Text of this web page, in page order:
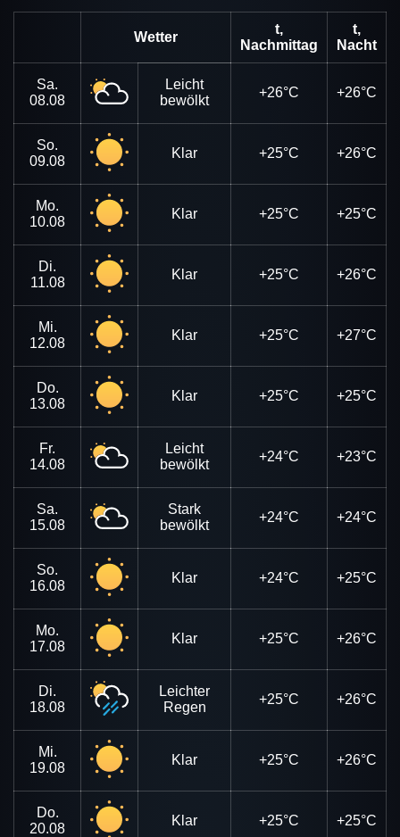
Wetter
t,
Nachmittag
t,
Nacht
Sa.
08.08
Leicht
bewölkt
+26°C +26°C
So.
09.08
Klar +25°C +26°C
Mo.
10.08
Klar +25°C +25°C
Di.
11.08
Klar +25°C +26°C
Mi.
12.08
Klar +25°C +27°C
Do.
13.08
Klar +25°C +25°C
Fr.
14.08
Leicht
bewölkt
+24°C +23°C
Sa.
15.08
Stark
bewölkt
+24°C +24°C
So.
16.08
Klar +24°C +25°C
Mo.
17.08
Klar +25°C +26°C
Di.
18.08
Leichter
Regen
+25°C +26°C
Mi.
19.08
Klar +25°C +26°C
Do.
20.08
Klar +25°C +25°C